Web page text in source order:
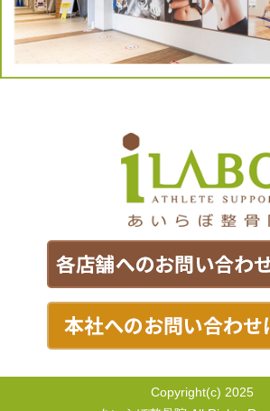
Copyright(c) 2025